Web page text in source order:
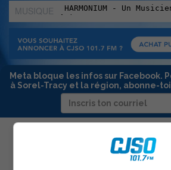
MUSIQUE
:
Meta bloque les infos sur Facebook.
à Sorel-Tracy et la région, abonne-
FRÉDÉRIC PALARDY/